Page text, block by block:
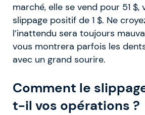
marché, elle se vend pour 51 $,
slippage positif de 1 $. Ne
l’inattendu sera toujours
vous montrera parfois les
avec un grand sourire.
Comment le
t-il vos opérations ?